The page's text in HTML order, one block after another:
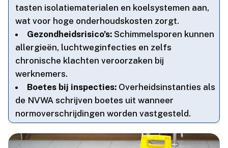
tasten isolatiematerialen en koelsystemen aan,
wat voor hoge onderhoudskosten zorgt.​
Gezondheidsrisico’s: Schimmelsporen kunnen
allergieën, luchtweginfecties en zelfs
chronische klachten veroorzaken bij
werknemers.​
Boetes bij inspecties: Overheidsinstanties als
de NVWA schrijven boetes uit wanneer
normoverschrijdingen worden vastgesteld.​